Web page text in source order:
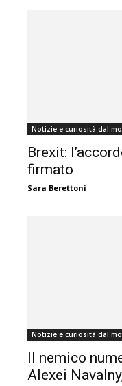
Notizie e curiosità dal
Brexit:
firmato
Sara Berettoni
Notizie e curiosità dal
Il nemico
Alexei